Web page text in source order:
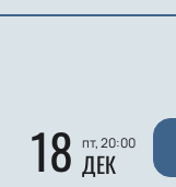
18 пт, 20:00
ДЕК